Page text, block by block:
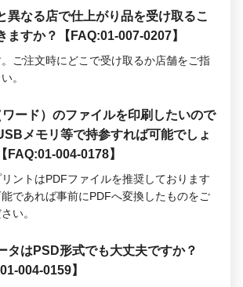
異なる店で仕上がり品を受け取るこ
ますか？【FAQ:01-007-0207】
ご注文時にどこで受け取るか店舗をご指
。
ード）のファイルを印刷したいので
メモリ等で持参すれば可能でしょ
FAQ:01-004-0178】
ントはPDFファイルを推奨しております
であれば事前にPDFへ変換したものをご
い。
タはPSD形式でも大丈夫ですか？
004-0159】